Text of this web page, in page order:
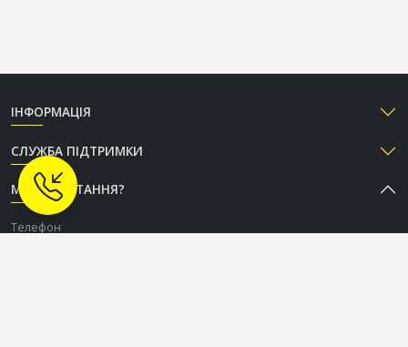
ІНФОРМАЦІЯ
СЛУЖБА ПІДТРИМКИ
МАЄТЕ ПИТАННЯ?
Телефон